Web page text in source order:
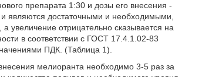
препарата 1:30 и дозы его внесения -
являются достаточными и необходимыми,
увеличение отрицательно сказывается на
в соответствии с ГОСТ 17.4.1.02-83
ПДК. (Таблица 1).
мелиоранта необходимо 3-5 раз за